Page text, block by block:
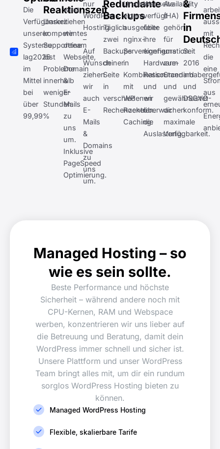
Die
Verfügbarkeit
unserer
Systeme
lag2026
im
Mittel
bei
über
99,99%
Reaktionszeit
Unser
kompetentes
Supportteam
löst
Probleme
innerhalb
weniger
Stunden.
wirst,
ziehen
wir
deine
Webseite,
Domain
&
E-
Mails
zu
uns
um.
Inklusive
PageSpeed
Optimierung.
nur
WordPress
Hosting
–
Auf
Wunsch
ziehen
wir
auch
E-
Mails
&
Domains
zu
uns
um.
Redundante
Backups
Täglich
zwei
Backups
deiner
Seite
in
verschiedenen
Rechenzentren.
Unsere
eigens
ausgefeilte
nginx-
Serverkonfiguration
in
Kombination
mit
WP
Rocket
Caching.
Webseite
verfügt
über
ihre
eigenen
Hardware-
Ressourcen
und
wir
überwachen
die
Auslastung.
Availability
(HA)
gehört
für
uns
zum
Standard
und
gewährleistet
dir
maximale
Verfügbarkeit.
&
in
Seit
2016
und
DSGVO-
konform.
mit
die
eine
aus
Managed Hosting – so
wie es sein sollte.
Beste Performance und höchste
Sicherheit – während andere noch mit
CPU-Kernen, RAM und Webspace
werben, konzentrieren wir uns lieber auf
die Betreuung und Beratung, damit dein
WordPress immer schnell und sicher ist.
Unsere Plattform und unser WordPress
Team bringt alles mit, um dir ein rundum
sorglos WordPress Hosting bieten zu
können.
Managed WordPress Hosting
Flexible, skalierbare Tarife